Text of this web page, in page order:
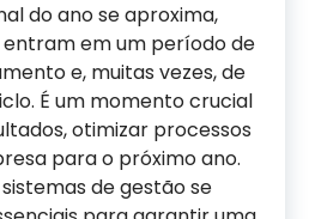
do ano se aproxima,
em um período de
e, muitas vezes, de
É um momento crucial
otimizar processos
para o próximo ano.
de gestão se